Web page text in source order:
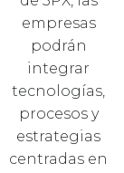
empresas
podrán
integrar
tecnologías,
procesos y
estrategias
centradas en